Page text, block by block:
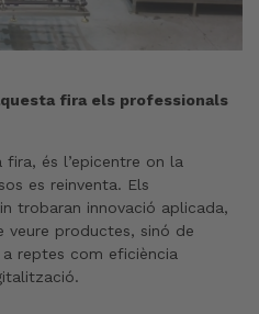
fira els professionals
fira, és l’epicentre on la
es reinventa. Els
trobaran innovació aplicada,
veure productes, sinó de
reptes com eficiència